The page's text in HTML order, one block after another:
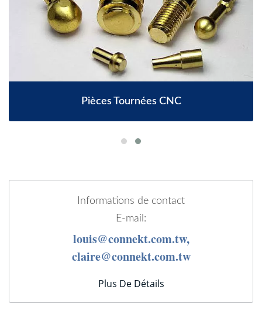
Pièces Tournées CNC
Informations de contact
E-mail:
louis@connekt.com.tw,
claire@connekt.com.tw
Plus De Détails